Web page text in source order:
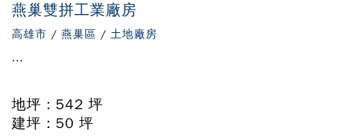
燕巢雙拼工業廠房
高雄市 / 燕巢區 / 土地廠房
...
地坪 : 542 坪
建坪 : 50 坪